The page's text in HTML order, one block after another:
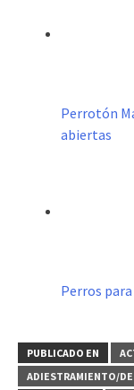
Perrotón
abiertas
Perros
PUBLICADO EN
ADIESTRAMIENTO/